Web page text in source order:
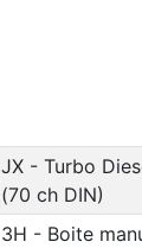
JX - Turbo
(70 ch DIN)
3H - Boite